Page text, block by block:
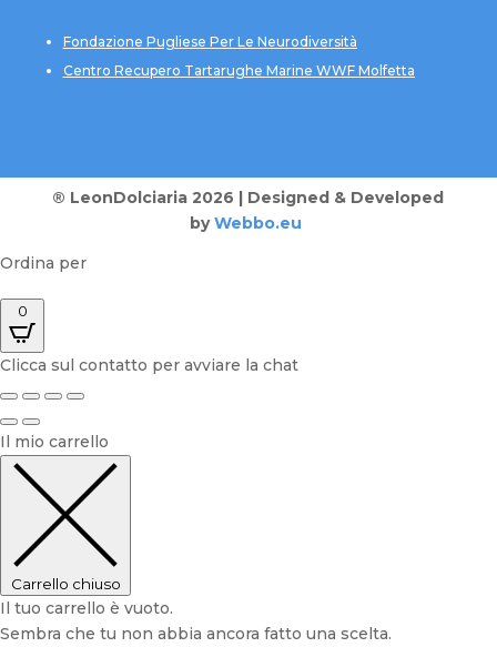
Fondazione Pugliese Per Le Neurodiversità
Centro Recupero Tartarughe Marine WWF Molfetta
® LeonDolciaria 2026 | Designed & Developed
by Webbo.eu
Ordina per
0
Clicca sul contatto per avviare la chat
Il mio carrello
Carrello chiuso
Il tuo carrello è vuoto.
Sembra che tu non abbia ancora fatto una scelta.